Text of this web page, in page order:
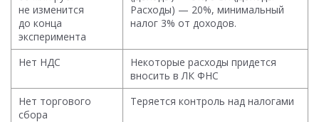
не изменится
до конца
эксперимента
Расходы) — 20%, минимальный
налог 3% от доходов.
Нет НДС
Некоторые расходы придется
вносить в ЛК ФНС
Нет торгового
сбора
Теряется контроль над налогами